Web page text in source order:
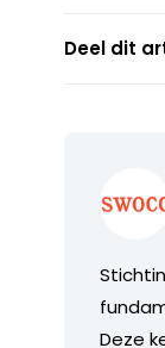
Deel dit
Deze